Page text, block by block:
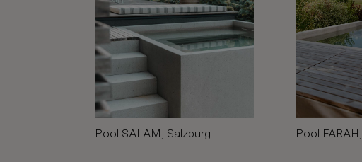
Pool SALAM, Salzburg Pool